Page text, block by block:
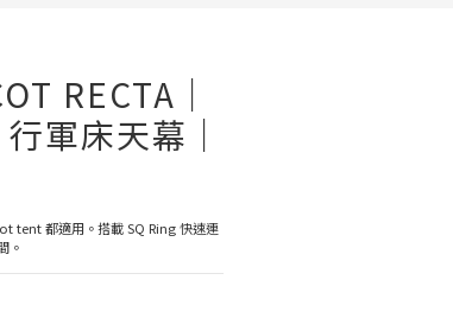
RECTA｜
軍床天幕｜
tent 都適用。搭載 SQ Ring 快速連
。